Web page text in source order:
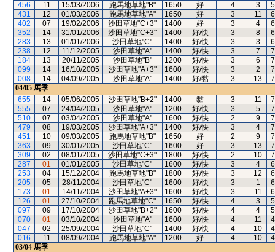
456
11 15/03/2006 跑馬地草地"B" 1650 好 4 3
431
12 01/03/2006 跑馬地草地"A" 1650 好 3 11
402
07 19/02/2006 沙田草地"C+3" 1400 好 3 4
352
14 31/01/2006 沙田草地"C+3" 1400 好/快 3 8
283
13 01/01/2006 沙田草地"C" 1400 好/快 3 3
238
12 11/12/2005 沙田草地"A" 1400 好/快 3 7
184
13 20/11/2005 沙田草地"B" 1200 好/快 3 6
099
14 16/10/2005 沙田草地"A+3" 1600 好/快 3 2
008
14 04/09/2005 沙田草地"A" 1400 好/黏 3 13
04/05 馬季
655
14 05/06/2005 沙田草地"B+2" 1400 黏 3 11
555
07 24/04/2005 沙田草地"A" 1200 好/快 3 5
510
07 03/04/2005 沙田草地"A" 1600 好/快 2 9
479
08 19/03/2005 沙田草地"A+3" 1400 好/快 3 4
451
10 09/03/2005 跑馬地草地"B" 1650 好 2 9
363
09 30/01/2005 沙田草地"C" 1600 好 3 13
309
02 08/01/2005 沙田草地"C+3" 1800 好/快 2 10
287
01 01/01/2005 沙田草地"C" 1600 好/快 3 4
253
04 15/12/2004 跑馬地草地"B" 1800 好/快 3 12
205
05 28/11/2004 沙田草地"C" 1600 好/快 3 1
173
01 14/11/2004 沙田草地"A+3" 1600 好/快 3 11
126
01 27/10/2004 跑馬地草地"C" 1650 好/快 4 3
097
09 17/10/2004 沙田草地"B+2" 1600 好/快 4 4
070
01 03/10/2004 沙田草地"A" 1600 好/快 4 11
047
02 25/09/2004 沙田草地"C" 1400 好/快 4 10
016
11 08/09/2004 跑馬地草地"A" 1200 好 4 10
03/04 馬季